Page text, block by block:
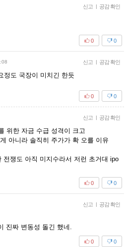
신고 | 공감 확인
0
0
신고 | 공감 확인
정도 국장이 미치긴 한듯
0
0
신고 | 공감 확인
위한 자금 수급 성격이 크고
아니라 솔직히 주가가 확 오를 이유
전쟁도 아직 미지수라서 저런 초거대 ipo
0
0
신고 | 공감 확인
진짜 변동성 돌긴 했네.
0
0